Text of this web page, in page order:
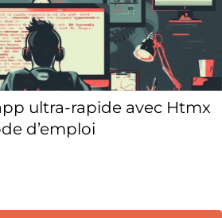
ultra-rapide avec Htmx
d’emploi